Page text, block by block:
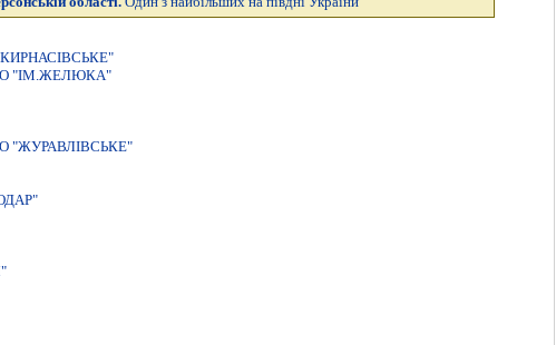
"IМ.ЖЕЛЮКА"
"ЖУРАВЛIВСЬКЕ"